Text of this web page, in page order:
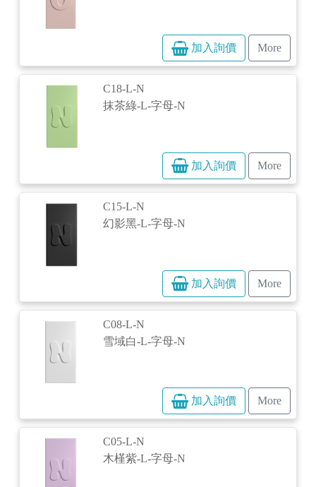
加入詢價 More
C18-L-N
抹茶綠-L-字母-N
加入詢價 More
C15-L-N
幻影黑-L-字母-N
加入詢價 More
C08-L-N
雪域白-L-字母-N
加入詢價 More
C05-L-N
木槿紫-L-字母-N